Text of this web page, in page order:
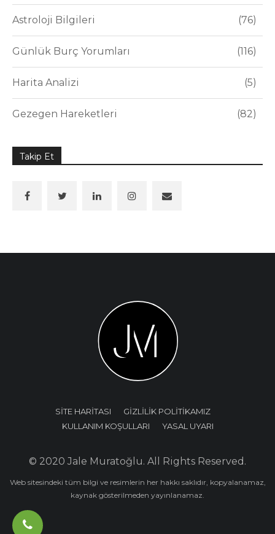
Astroloji Bilgileri 76
Günlük Burç Yorumları 116
Harita Analizi 5
Gezegen Hareketleri 82
Takip Et
SİTE HARİTASI
GİZLİLİK POLİTİKAMIZ
KULLANIM KOŞULLARI
YASAL UYARI
© 2020 Jale Muratoğlu. All Rights Reserved.
Web sitesindeki tüm bilgi ve resimlerin her hakkı saklıdır, kopyalanamaz,
kaynak gösterilmeden yayınlanamaz.